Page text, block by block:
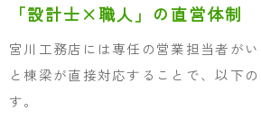
「設計士×職人」の直営体制
宮川工務店には専任の営業担当者が
と棟梁が直接対応することで、以下
す。